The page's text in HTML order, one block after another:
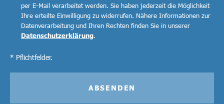
per E-Mail verarbeitet werden. Sie haben jederzeit die Möglichkeit
Ihre erteilte Einwilligung zu widerrufen. Nähere Informationen zur
Datenverarbeitung und Ihren Rechten finden Sie in unserer
Datenschutzerklärung.
* Pflichtfelder.
ABSENDEN